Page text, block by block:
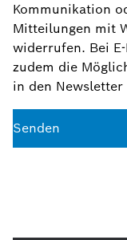
Kommunikation
Mitteilungen mit
widerrufen. Bei
zudem die
in den
Senden